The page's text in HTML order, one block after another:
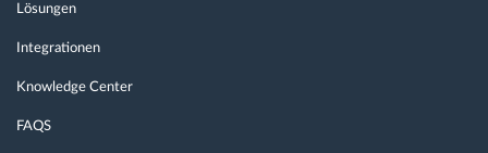
Lösungen
Integrationen
Knowledge Center
FAQS